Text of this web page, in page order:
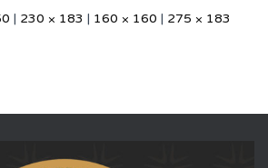
| 230 × 183 | 160 × 160 | 275 × 183